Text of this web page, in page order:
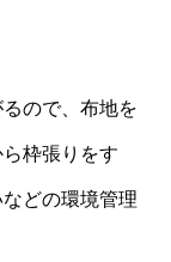
ので、布地を
枠張りをす
どの環境管理